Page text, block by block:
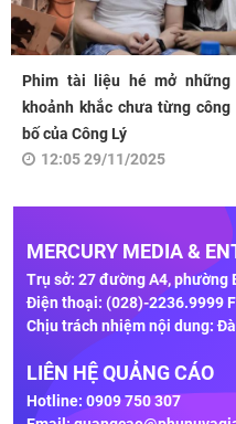
Phim tài liệu hé mở những
khoảnh khắc chưa từng công
bố của Công Lý
12:05 29/11/2025
MERCURY MEDIA &
Trụ sở: 27 đường A4, phường
Điện thoại: (028)-2236.9999
Chịu trách nhiệm nội dung:
LIÊN HỆ QUẢNG CÁO
Hotline: 0909 750 307